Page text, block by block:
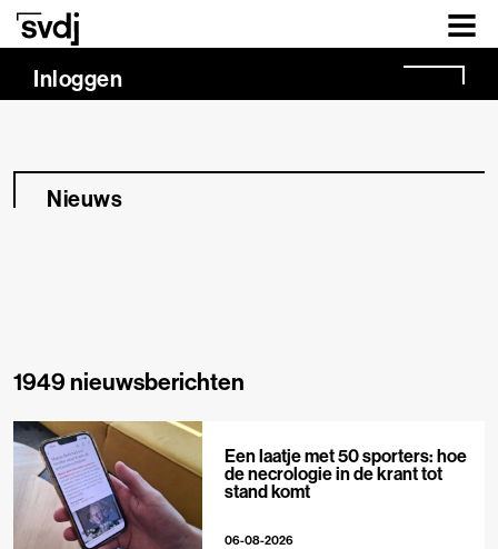
Naar hoofdinhoud
Inloggen
Nieuws
1949 nieuwsberichten
Een laatje met 50 sporters: hoe
de necrologie in de krant tot
stand komt
06-08-2026